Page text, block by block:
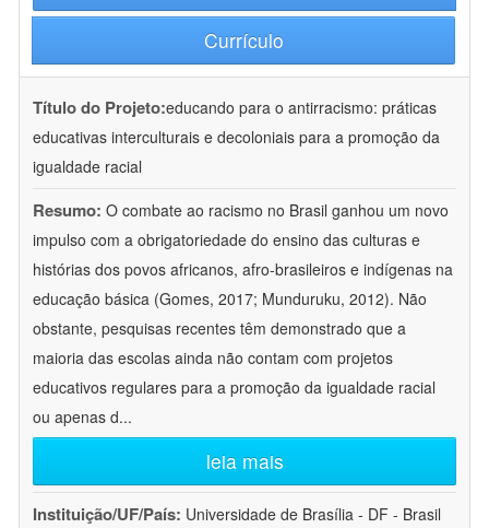
Currículo
Título do Projeto:educando para o antirracismo: práticas
educativas interculturais e decoloniais para a promoção da
igualdade racial
Resumo: O combate ao racismo no Brasil ganhou um novo
impulso com a obrigatoriedade do ensino das culturas e
histórias dos povos africanos, afro-brasileiros e indígenas na
educação básica (Gomes, 2017; Munduruku, 2012). Não
obstante, pesquisas recentes têm demonstrado que a
maioria das escolas ainda não contam com projetos
educativos regulares para a promoção da igualdade racial
ou apenas d...
leia mais
Instituição/UF/País: Universidade de Brasília - DF - Brasil